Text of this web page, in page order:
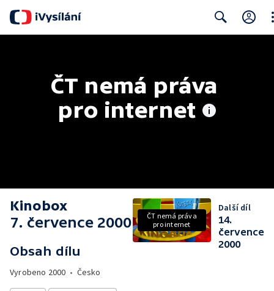
ČT nemá práva
pro internet
Kinobox
7. července 2000
Obsah dílu
Vyrobeno 2000 • Česko
ČT nemá práva
pro internet
Další díl
14.
července
2000